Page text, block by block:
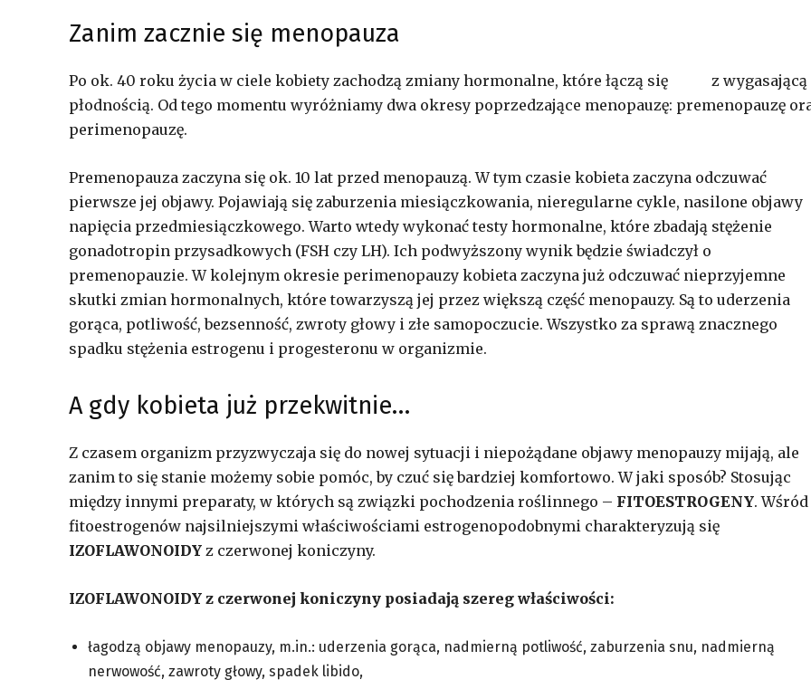
Zanim zacznie się menopauza
Po ok. 40 roku życia w ciele kobiety zachodzą zmiany hormonalne, które łączą się z wygasającą
płodnością. Od tego momentu wyróżniamy dwa okresy poprzedzające menopauzę: premenopauzę
perimenopauzę.
Premenopauza zaczyna się ok. 10 lat przed menopauzą. W tym czasie kobieta zaczyna odczuwać
pierwsze jej objawy. Pojawiają się zaburzenia miesiączkowania, nieregularne cykle, nasilone objawy
napięcia przedmiesiączkowego. Warto wtedy wykonać testy hormonalne, które zbadają stężenie
gonadotropin przysadkowych (FSH czy LH). Ich podwyższony wynik będzie świadczył o
premenopauzie. W kolejnym okresie perimenopauzy kobieta zaczyna już odczuwać nieprzyjemne
skutki zmian hormonalnych, które towarzyszą jej przez większą część menopauzy. Są to uderzenia
gorąca, potliwość, bezsenność, zwroty głowy i złe samopoczucie. Wszystko za sprawą znacznego
spadku stężenia estrogenu i progesteronu w organizmie.
A gdy kobieta już przekwitnie…
Z czasem organizm przyzwyczaja się do nowej sytuacji i niepożądane objawy menopauzy mijają, ale
zanim to się stanie możemy sobie pomóc, by czuć się bardziej komfortowo. W jaki sposób? Stosując
między innymi preparaty, w których są związki pochodzenia roślinnego – FITOESTROGENY. Wśród
fitoestrogenów najsilniejszymi właściwościami estrogenopodobnymi charakteryzują się
IZOFLAWONOIDY z czerwonej koniczyny.
IZOFLAWONOIDY z czerwonej koniczyny posiadają szereg właściwości:
łagodzą objawy menopauzy, m.in.: uderzenia gorąca, nadmierną potliwość, zaburzenia snu, nadmierną
nerwowość, zawroty głowy, spadek libido,